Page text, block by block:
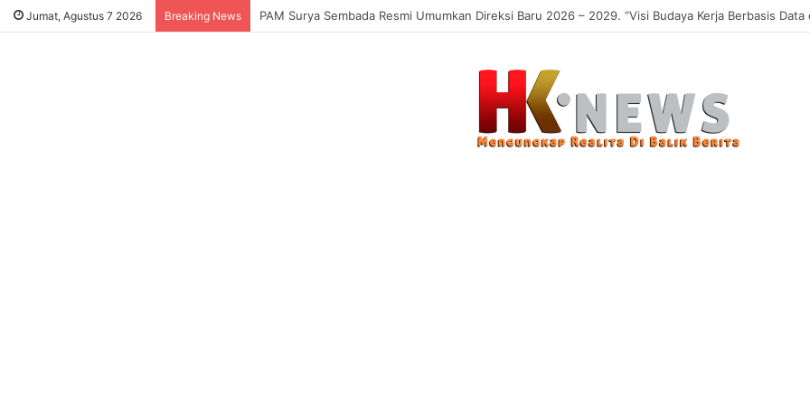
Jumat, Agustus 7 2026 Breaking News Sukses Tekan Bansos Salah Sasaran, Uji Coba Perlinsos Digital di Surabaya Hampir 100 Persen